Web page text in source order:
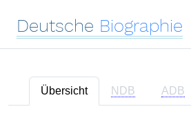
Deutsche Biographie
Übersicht NDB ADB